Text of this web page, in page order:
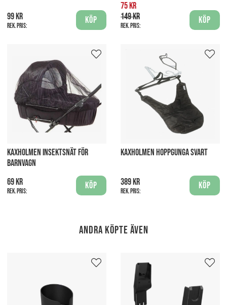
99 kr
Rek. pris:
Köp
75 kr
149 kr
Rek. pris:
Köp
KAXHOLMEN INSEKTSNÄT FÖR
BARNVAGN
69 kr
Rek. pris:
Köp
KAXHOLMEN HOPPGUNGA SVART
389 kr
Rek. pris:
Köp
Andra köpte även